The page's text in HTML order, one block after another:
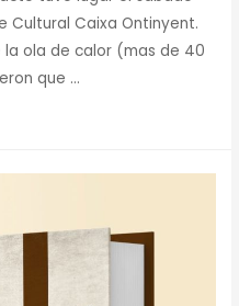
Cultural Caixa Ontinyent.
ola de calor (mas de 40
que …